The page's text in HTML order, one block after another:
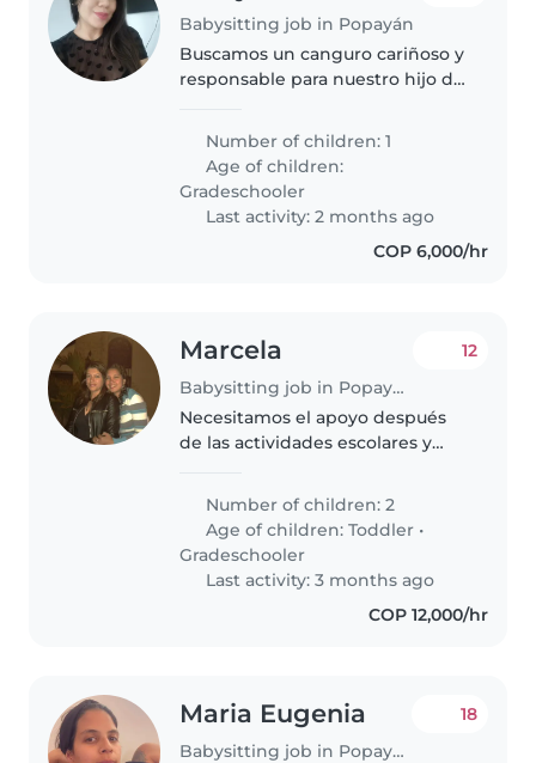
Babysitting job in Popayán
Buscamos un canguro cariñoso y
responsable para nuestro hijo de
juguetón y cariñoso.
Necesitamos a alguien que
pueda ayudarle con sus tareas
Number of children: 1
Age of children:
Gradeschooler
Last activity: 2 months ago
COP 6,000/hr
Marcela
Babysitting job in Popayán
12
Necesitamos el apoyo después
de las actividades escolares y
acompañadas por un adulto
responsable
Number of children: 2
Age of children:Toddler •
Gradeschooler
Last activity: 3 months ago
COP 12,000/hr
Maria Eugenia
Babysitting job in Popayán
18